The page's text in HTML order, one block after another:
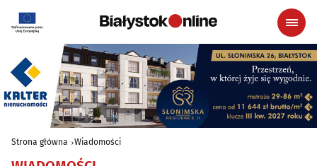
Strona główna Wiadomości